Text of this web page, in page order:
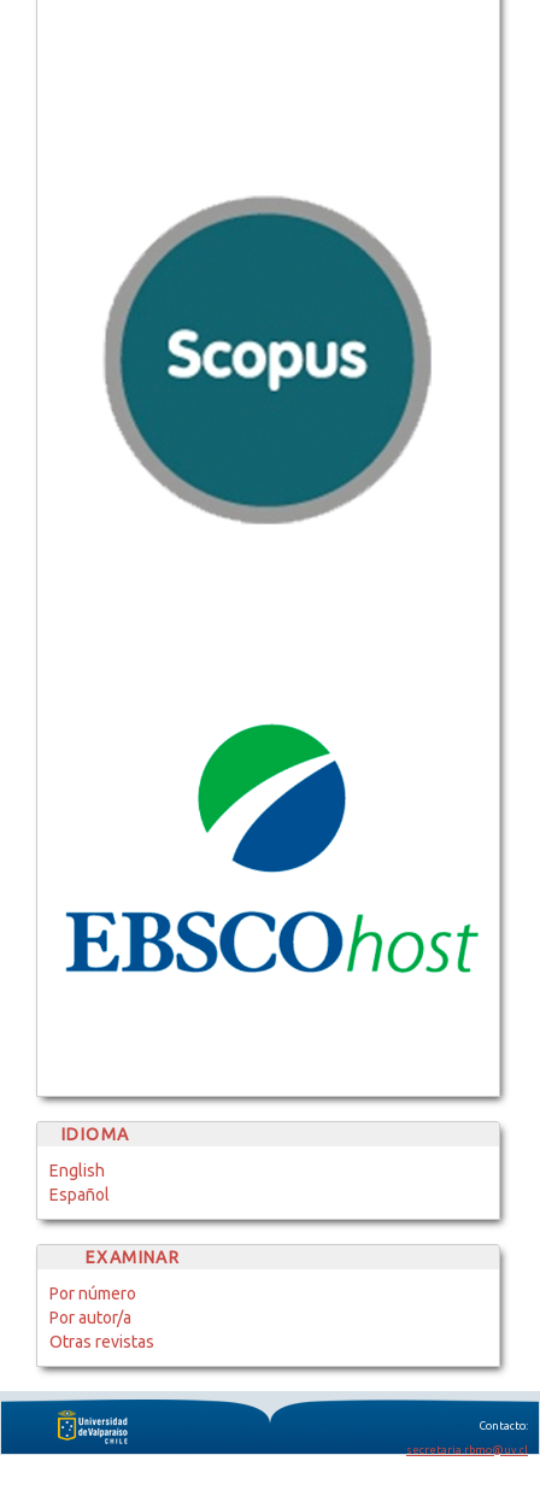
IDIOMA
English
Español
EXAMINAR
Por número
Por autor/a
Otras revistas
Contacto:
secretaria.rbmo@uv.cl